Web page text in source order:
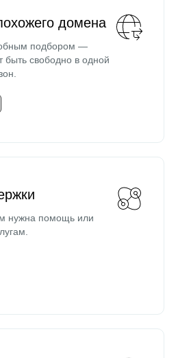
домена
подбором —
свободно в одной
нужна помощь или